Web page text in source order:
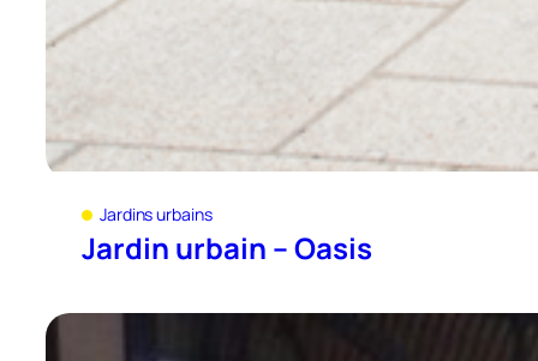
Jardins urbains
Jardin urbain – Oasis